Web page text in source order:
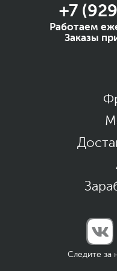
+7
Работаем
Заказы
Следите за